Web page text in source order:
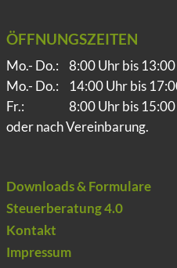
ÖFFNUNGSZEITEN
Mo.- Do.:
8:00 Uhr bis
Mo.- Do.:
14:00 Uhr bis
Fr.:
8:00 Uhr bis
oder nach Vereinbarung.
Downloads & Formulare
Steuerberatung 4.0
Kontakt
Impressum